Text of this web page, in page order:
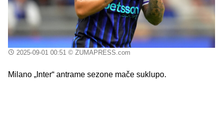
2025-09-01 00:51 © ZUMAPRESS.com
Milano „Inter“ antrame sezone mače suklupo.